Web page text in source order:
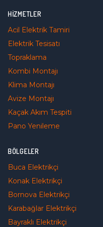
HIZMETLER
Acil Elektrik Tamiri
Elektrik Tesisatı
Topraklama
Kombi Montajı
Klima Montajı
Avize Montajı
Kaçak Akım Tespiti
Pano Yenileme
BÖLGELER
Buca Elektrikçi
Konak Elektrikçi
Bornova Elektrikçi
Karabağlar Elektrikçi
Bayraklı Elektrikçi